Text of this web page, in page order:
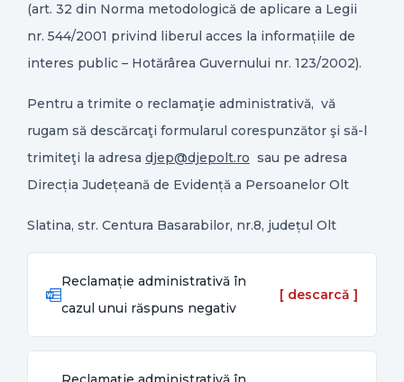
(art. 32 din Norma metodologică de aplicare a Legii
nr. 544/2001 privind liberul acces la informațiile de
interes public – Hotărârea Guvernului nr. 123/2002).
Pentru a trimite o reclamaţie administrativă, vă
rugam să descărcaţi formularul corespunzător şi să-l
trimiteţi la adresa djep@djepolt.ro sau pe adresa
Direcția Județeană de Evidență a Persoanelor Olt
Slatina, str. Centura Basarabilor, nr.8, județul Olt
Reclamație administrativă în
cazul unui răspuns negativ